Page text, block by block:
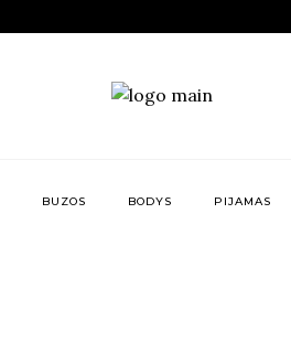
BUZOS BODYS PIJAMAS